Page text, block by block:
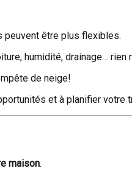
peuvent être plus flexibles.
humidité, drainage… rien
de neige!
et à planifier votre
maison.